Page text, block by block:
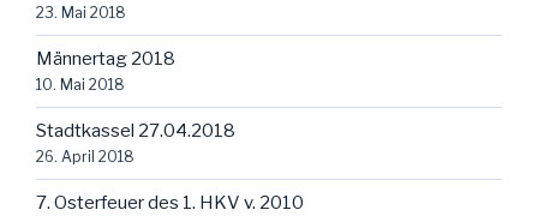
23. Mai 2018
Männertag 2018
10. Mai 2018
Stadtkassel 27.04.2018
26. April 2018
7. Osterfeuer des 1. HKV v. 2010